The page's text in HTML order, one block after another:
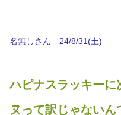
名無しさん 24/8/31(土)
ハピナスラッキーに
ヌって訳じゃないん